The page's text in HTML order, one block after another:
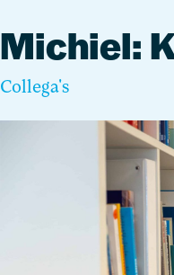
Michiel:
Collega's